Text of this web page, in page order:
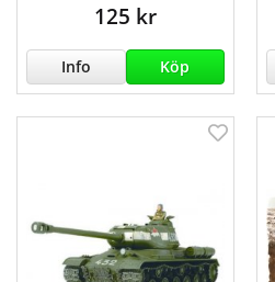
125 kr
Info Köp